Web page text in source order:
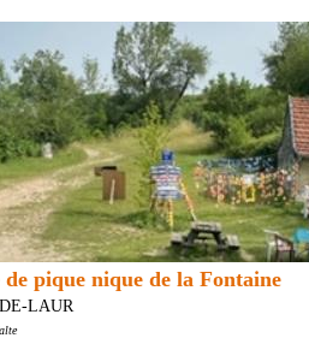
pique nique de la Fontaine
LAUR